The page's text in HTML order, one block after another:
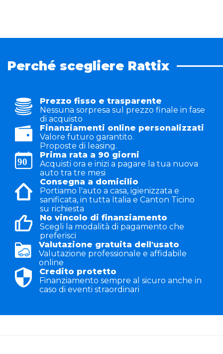
Perché scegliere Rattix
Prezzo fisso e trasparente
Nessuna sorpresa sul prezzo finale in fase
di acquisto
Finanziamenti online personalizzati
Valore futuro garantito.
Proposte di leasing.
Prima rata a 90 giorni
Acquisti ora e inizi a pagare la tua nuova
auto tra tre mesi
Consegna a domicilio
Portiamo l'auto a casa, igienizzata e
sanificata, in tutta Italia e Canton Ticino
su richiesta
No vincolo di finanziamento
Scegli la modalità di pagamento che
preferisci
Valutazione gratuita dell'usato
Valutazione professionale e affidabile
online
Credito protetto
Finanziamento sempre al sicuro anche in
caso di eventi straordinari